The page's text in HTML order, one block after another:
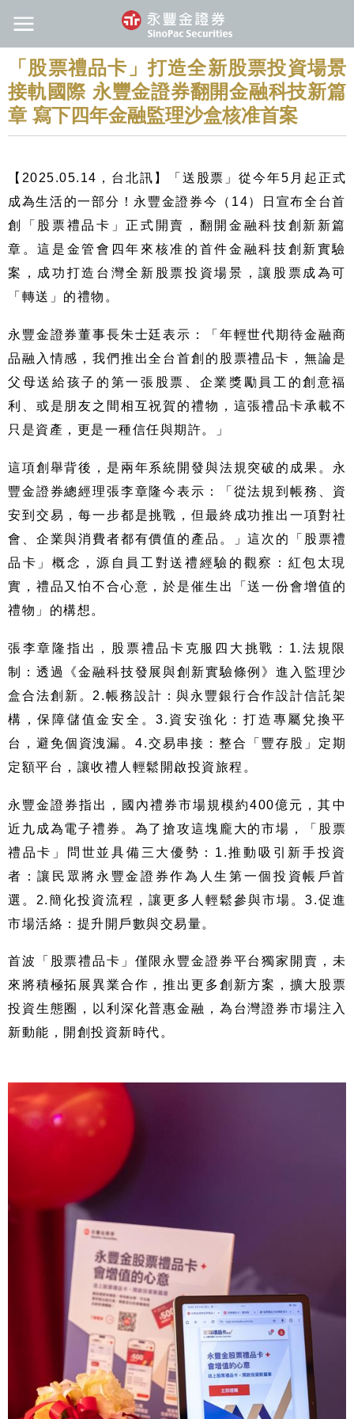
「股票禮品卡」打造全新股票投資場景
接軌國際 永豐金證券翻開金融科技新篇
章 寫下四年金融監理沙盒核准首案
【2025.05.14，台北訊】
「送股票」從今年5月起正式
成為生活的一部分！永豐金證券今（14）日宣布全台首
創「股票禮品卡」正式開賣，翻開金融科技創新新篇
章。這是金管會四年來核准的首件金融科技創新實驗
案，成功打造台灣全新股票投資場景，讓股票成為可
「轉送」的禮物。
永豐金證券董事長朱士廷表示：「年輕世代期待金融商
品融入情感，我們推出全台首創的股票禮品卡，無論是
父母送給孩子的第一張股票、企業獎勵員工的創意福
利、或是朋友之間相互祝賀的禮物，這張禮品卡承載不
只是資產，更是一種信任與期許。」
這項創舉背後，是兩年系統開發與法規突破的成果。永
豐金證券總經理張李章隆今表示：「從法規到帳務、資
安到交易，每一步都是挑戰，但最終成功推出一項對社
會、企業與消費者都有價值的產品。」這次的「股票禮
品卡」概念，源自員工對送禮經驗的觀察：紅包太現
實，禮品又怕不合心意，於是催生出「送一份會增值的
禮物」的構想。
張李章隆指出，股票禮品卡克服四大挑戰：1.法規限
制：透過《金融科技發展與創新實驗條例》進入監理沙
盒合法創新。2.帳務設計：與永豐銀行合作設計信託架
構，保障儲值金安全。3.資安強化：打造專屬兌換平
台，避免個資洩漏。4.交易串接：整合「豐存股」定期
定額平台，讓收禮人輕鬆開啟投資旅程。
永豐金證券指出，國內禮券市場規模約400億元，其中
近九成為電子禮券。為了搶攻這塊龐大的市場，「股票
禮品卡」問世並具備三大優勢：1.推動吸引新手投資
者：讓民眾將永豐金證券作為人生第一個投資帳戶首
選。2.簡化投資流程，讓更多人輕鬆參與市場。3.促進
市場活絡：提升開戶數與交易量。
首波「股票禮品卡」僅限永豐金證券平台獨家開賣，未
來將積極拓展異業合作，推出更多創新方案，擴大股票
投資生態圈，以利深化普惠金融，為台灣證券市場注入
新動能，開創投資新時代。